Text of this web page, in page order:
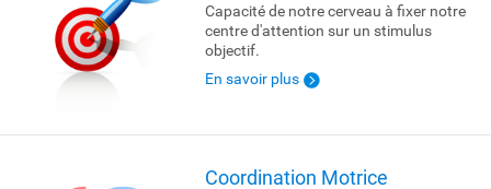
Capacité de notre cerveau à fixer notre
centre d'attention sur un stimulus
objectif.
En savoir plus
Coordination Motrice